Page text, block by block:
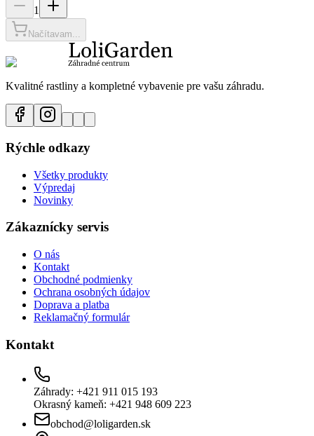
1
Načítavam...
Kvalitné rastliny a kompletné vybavenie pre vašu záhradu.
Rýchle odkazy
Všetky produkty
Výpredaj
Novinky
Zákaznícky servis
O nás
Kontakt
Obchodné podmienky
Ochrana osobných údajov
Doprava a platba
Reklamačný formulár
Kontakt
Záhrady: +421 911 015 193
Okrasný kameň: +421 948 609 223
obchod@loligarden.sk